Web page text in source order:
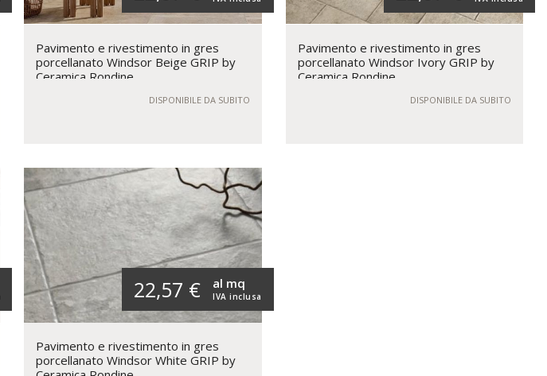
Pavimento e rivestimento in gres
porcellanato Windsor Beige GRIP by
Ceramica Rondine
DISPONIBILE DA SUBITO
Pavimento e rivestimento in gres
porcellanato Windsor Ivory GRIP by
Ceramica Rondine
DISPONIBILE DA SUBITO
22,57 € IVA inclusa
al mq
Pavimento e rivestimento in gres
porcellanato Windsor White GRIP by